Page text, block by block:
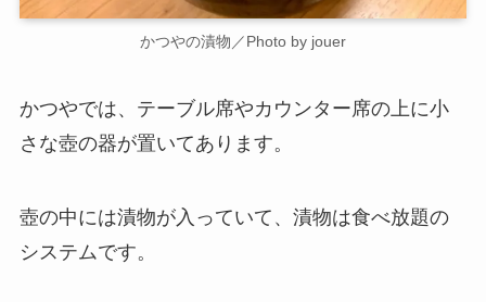
かつやの漬物／Photo by jouer
かつやでは、テーブル席やカウンター席の上に小
さな壺の器が置いてあります。
壺の中には漬物が入っていて、漬物は食べ放題の
システムです。